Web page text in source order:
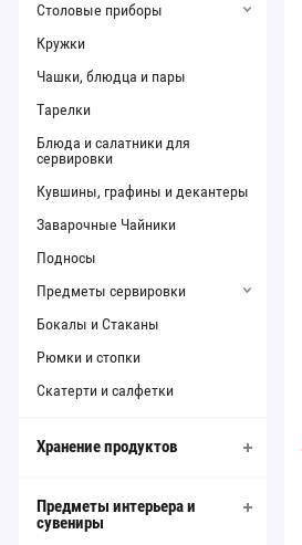
Столовые приборы
Кружки
Чашки, блюдца и пары
Тарелки
Блюда и салатники для
сервировки
Кувшины, графины и декантеры
Заварочные Чайники
Подносы
Предметы сервировки
Бокалы и Стаканы
Рюмки и стопки
Скатерти и салфетки
Хранение продуктов
Предметы интерьера и
сувениры